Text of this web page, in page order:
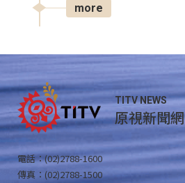
more
TITV NEWS
原視新聞網
電話：(02)2788-1600
傳真：(02)2788-1500